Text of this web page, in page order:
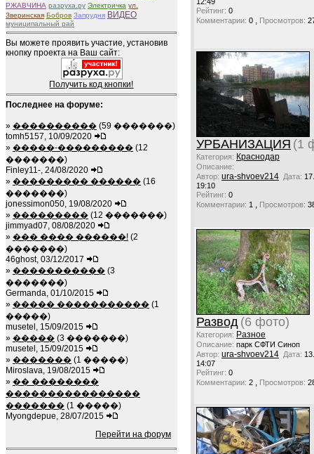
РЖАВЧИНА разруха.ру Электричка ул.
Зверинская Бобров Запрудня ВИДЕО
муниципальный рай
Вы можете проявить участие, установив
кнопку проекта на Ваш сайт:
Получить код кнопки!
Последнее на форуме:
» ���������� (59 �������)
tomh5157, 10/09/2020
» �����-��������� (12
�������)
Finley11-, 24/08/2020
» ��������� ������ (16
�������)
jonessimon050, 19/08/2020
» ��������� (12 �������)
jimmyad07, 08/08/2020
» ��� ���� ������! (2
�������)
46ghost, 03/12/2017
» ����������� (3
�������)
Germanda, 01/10/2015
» ����� ����������� (1
�����)
musetel, 15/09/2015
» ����� (3 �������)
musetel, 15/09/2015
» ������� (1 �����)
Miroslava, 19/08/2015
» �� ��������
����������������
������� (1 �����)
Myongdepue, 28/07/2015
Перейти на форум
Рейтинг: 0
Комментарии: 0 , Просмотров:
УРБАНИЗАЦИЯ (1
Категория: Краснодар
Описание:
Автор: ura-shvoev214 Дата:
19:10
Рейтинг: 0
Комментарии: 1 , Просмотров:
Развод (6 фото)
Категория: Разное
Описание: парк СФТИ Синоп
Автор: ura-shvoev214 Дата:
14:07
Рейтинг: 0
Комментарии: 2 , Просмотров: